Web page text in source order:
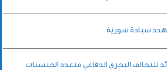
سيادة سورية
للتحالف البحري الدفاعي متعدد الجنسيات